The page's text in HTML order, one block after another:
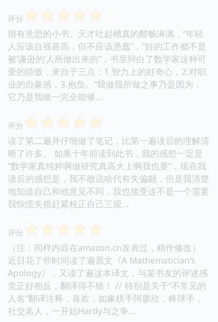
评分 ☆☆☆☆☆
很有意思的小书。天才吐起槽真的酣畅淋漓，“年轻
人应该自视甚高，但不应该愚蠢”，“好的工作都不是
被‘谦逊的’人所做出来的”，书里辩白了数学家这种可
爱的骄傲，来自于三点：1.智力上的好奇心，2.对职
业的自豪感，3.抱负。“我做我所做之事乃是因为，
它乃是我唯一完全能够...
评分 ☆☆☆☆☆
读了第二遍并仔细做了笔记，比第一遍读后的理解清
晰了许多。 如果十年前读到此书，我的感想一定是
“数学家真纯粹啊做研究真高大上啊我也要”，现在我
读后的感想是，我不敢说哈代有失偏颇，但是我清楚
地知道自己和他意见不同，我也接受这不是一个需要
我惊慌失措赶紧校正自己三观...
评分 ☆☆☆☆☆
（注：同样内容在amazon.cn发表过，稍作修改）
近日花了些时间读了遍原文《A Mathematician's
Apology》，又读了遍这本译文，与某书友的评述感
觉正好相反，翻译得不错！ // 特别是关于“不常见的
人名“翻译注释，喜欢，如象棋手阿廖欣，棒球手，
社交名人，一开始Hardy与之争...